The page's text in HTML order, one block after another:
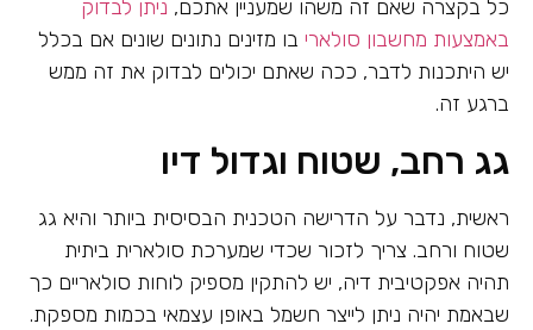
כל בקצרה שאם זה משהו שמעניין אתכם, ניתן לבדוק
באמצעות מחשבון סולארי בו מזינים נתונים שונים אם בכלל
יש היתכנות לדבר, ככה שאתם יכולים לבדוק את זה ממש
ברגע זה.
גג רחב, שטוח וגדול דיו
ראשית, נדבר על הדרישה הטכנית הבסיסית ביותר והיא גג
שטוח ורחב. צריך לזכור שכדי שמערכת סולארית ביתית
תהיה אפקטיבית דיה, יש להתקין מספיק לוחות סולאריים כך
שבאמת יהיה ניתן לייצר חשמל באופן עצמאי בכמות מספקת.